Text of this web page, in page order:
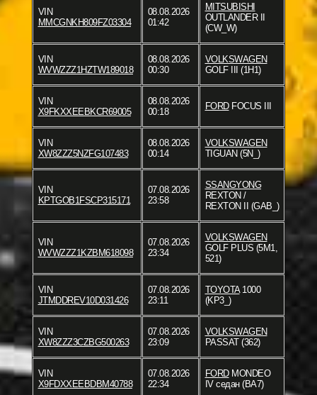
VIN
MMCGNKH809FZ03304
08.08.2026
01:42
MITSUBISHI
OUTLANDER II
(CW_W)
VIN
WVWZZZ1HZTW189018
08.08.2026
00:30
VOLKSWAGEN
GOLF III (1H1)
VIN
X9FKXXEEBKCR69005
08.08.2026
00:18
FORDFOCUS III
VIN
XW8ZZZ5NZFG107483
08.08.2026
00:14
VOLKSWAGEN
TIGUAN (5N_)
VIN
KPTGOB1FSCP315171
07.08.2026
23:58
SSANGYONG
REXTON /
REXTON II (GAB_)
VIN
WVWZZZ1KZBM618098
07.08.2026
23:34
VOLKSWAGEN
GOLF PLUS (5M1,
521)
VIN
JTMDDREV10D031426
07.08.2026
23:11
TOYOTA1000
(KP3_)
VIN
XW8ZZZ3CZBG500263
07.08.2026
23:09
VOLKSWAGEN
PASSAT (362)
VIN
X9FDXXEEBDBM40788
07.08.2026
22:34
FORDMONDEO
IV седан (BA7)